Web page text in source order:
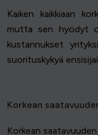
Kaiken kaikkiaan
mutta sen hyödyt
kustannukset
suorituskykyä
Korkean
Korkean